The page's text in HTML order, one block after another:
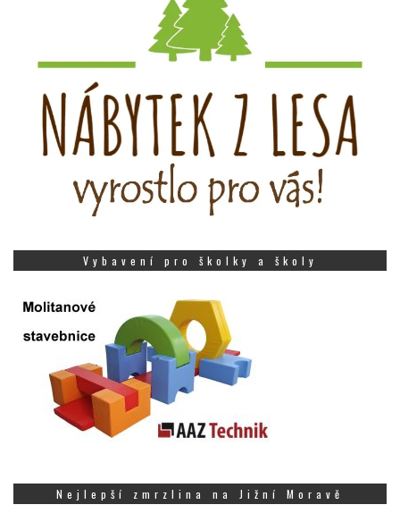
Vybavení pro školky a školy
Nejlepší zmrzlina na Jižní Moravě